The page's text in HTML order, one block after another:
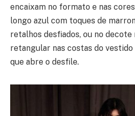
encaixam no formato e nas
longo azul com toques de
retalhos desfiados, ou no
retangular nas costas do
que abre o desfile.